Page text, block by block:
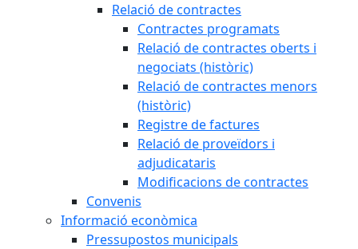
Relació de contractes
Contractes programats
Relació de contractes oberts i
negociats (històric)
Relació de contractes menors
(històric)
Registre de factures
Relació de proveïdors i
adjudicataris
Modificacions de contractes
Convenis
Informació econòmica
Pressupostos municipals